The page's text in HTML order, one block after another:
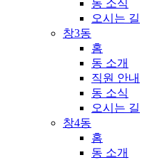
동 소식
오시는 길
창3동
홈
동 소개
직원 안내
동 소식
오시는 길
창4동
홈
동 소개